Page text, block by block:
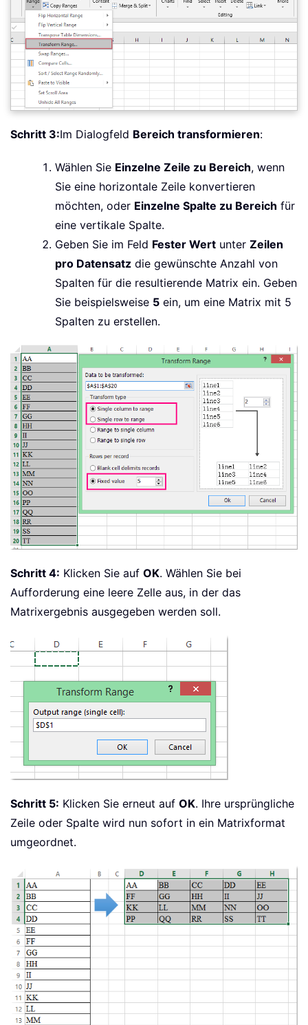
Schritt 3:Im Dialogfeld Bereich transformieren:
Wählen Sie Einzelne Zeile zu Bereich, wenn
Sie eine horizontale Zeile konvertieren
möchten, oder Einzelne Spalte zu Bereich für
eine vertikale Spalte.
Geben Sie im Feld Fester Wert unter Zeilen
pro Datensatz die gewünschte Anzahl von
Spalten für die resultierende Matrix ein. Geben
Sie beispielsweise 5 ein, um eine Matrix mit 5
Spalten zu erstellen.
Schritt 4: Klicken Sie auf OK. Wählen Sie bei
Aufforderung eine leere Zelle aus, in der das
Matrixergebnis ausgegeben werden soll.
Schritt 5: Klicken Sie erneut auf OK. Ihre ursprüngliche
Zeile oder Spalte wird nun sofort in ein Matrixformat
umgeordnet.